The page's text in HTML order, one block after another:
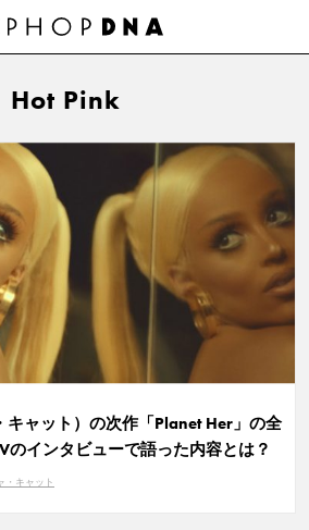
Hot Pink
キャット）の次作「Planet Her」の全
のインタビューで語った内容とは？
・キャット